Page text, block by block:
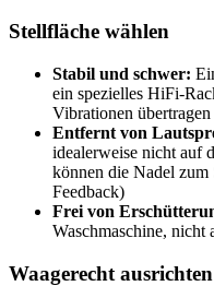
Stellfläche wählen
Stabil und schwer:
ein spezielles HiFi-
Vibrationen übertragen
Entfernt von
idealerweise nicht auf
können die Nadel zum
Feedback)
Frei von
Waschmaschine, nicht
Waagerecht ausrichten